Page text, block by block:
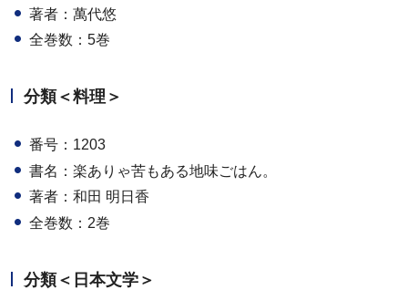
著者：萬代悠
全巻数：5巻
分類＜料理＞
番号：1203
書名：楽ありゃ苦もある地味ごはん。
著者：和田 明日香
全巻数：2巻
分類＜日本文学＞